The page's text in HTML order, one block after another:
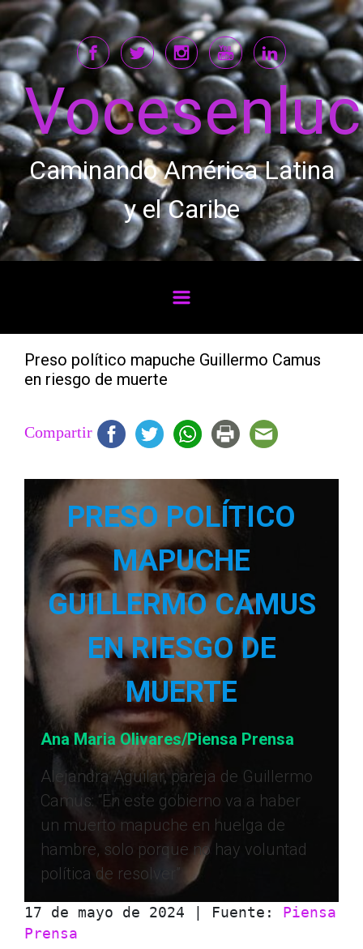
Saltar al contenido principal
Caminando América Latina
y el Caribe
Preso político mapuche Guillermo Camus
en riesgo de muerte
Compartir
PRESO POLÍTICO
MAPUCHE
GUILLERMO CAMUS
EN RIESGO DE
MUERTE
Ana Maria Olivares/Piensa Prensa
Alejandra Aguilar, pareja de Guillermo
Camus: “En este gobierno va a haber
un muerto mapuche en huelga de
hambre, solo porque no hay voluntad
política de resolver”
17 de mayo de 2024 | Fuente:
Piensa
Prensa